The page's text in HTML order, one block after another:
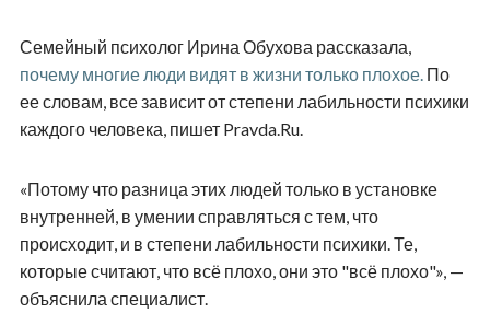
Семейный психолог Ирина Обухова рассказала,
почему многие люди видят в жизни только плохое.По
ее словам, все зависит от степени лабильности психики
каждого человека, пишет Pravda.Ru.
«Потому что разница этих людей только в установке
внутренней, в умении справляться с тем, что
происходит, и в степени лабильности психики. Те,
которые считают, что всё плохо, они это "всё плохо"», —
объяснила специалист.